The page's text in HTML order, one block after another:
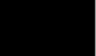
In the Dark?
con enlaces a
catálogo de